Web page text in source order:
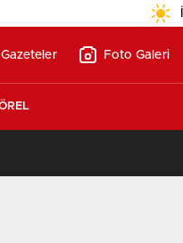
Gazeteler Foto Galeri